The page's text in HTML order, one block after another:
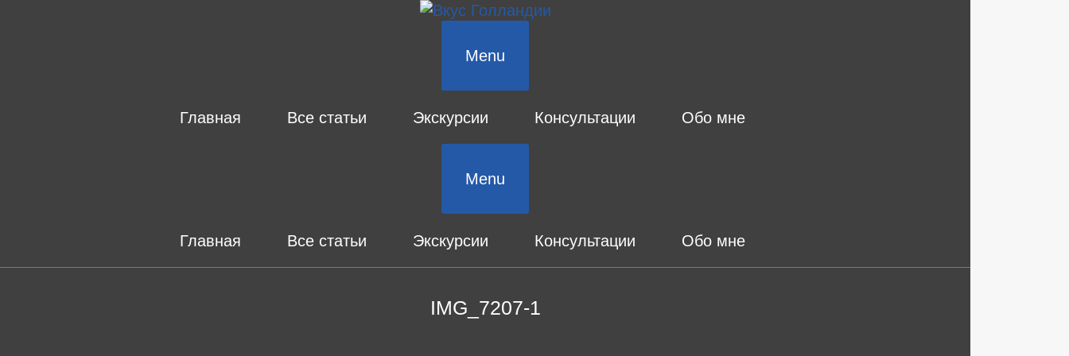
Menu
Главная Все статьи Экскурсии Консультации Обо мне
Menu
Главная Все статьи Экскурсии Консультации Обо мне
IMG_7207-1